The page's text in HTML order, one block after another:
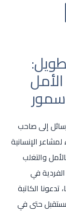
إلى صاحب
الإنسانية
والتغلب
في
الكاتبة
حتى في